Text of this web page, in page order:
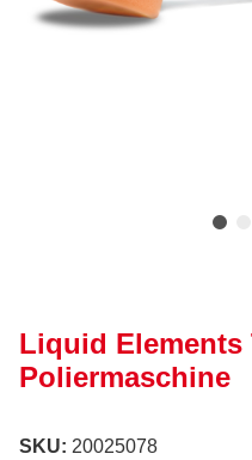
Liquid Elements
Poliermaschine
SKU: 20025078